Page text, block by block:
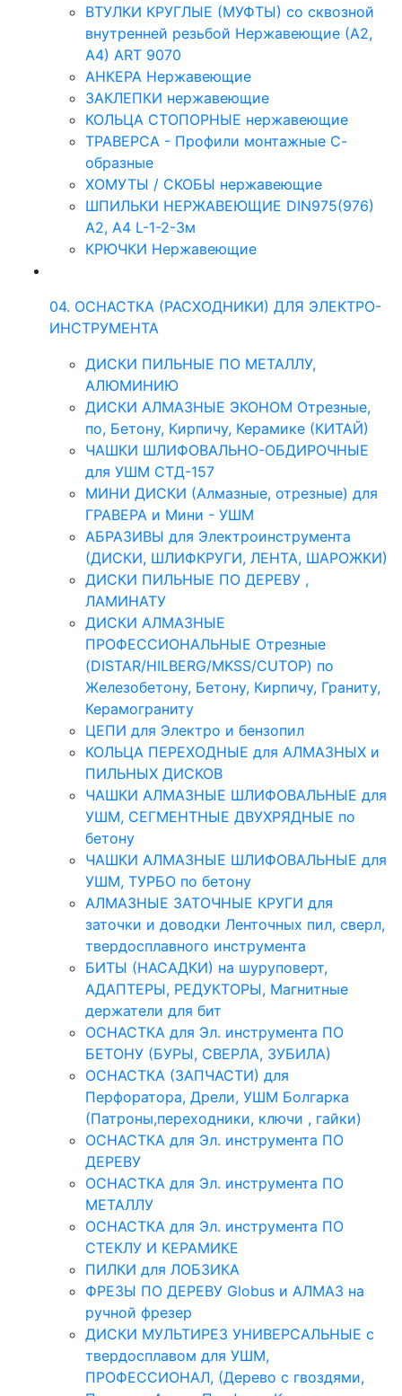
ВТУЛКИ КРУГЛЫЕ (МУФТЫ) со сквозной
внутренней резьбой Нержавеющие (А2,
А4) ART 9070
АНКЕРА Нержавеющие
ЗАКЛЕПКИ нержавеющие
КОЛЬЦА СТОПОРНЫЕ нержавеющие
ТРАВЕРСА - Профили монтажные С-
образные
ХОМУТЫ / СКОБЫ нержавеющие
ШПИЛЬКИ НЕРЖАВЕЮЩИЕ DIN975(976)
A2, А4 L-1-2-3м
КРЮЧКИ Нержавеющие
04. ОСНАСТКА (РАСХОДНИКИ) ДЛЯ ЭЛЕКТРО-
ИНСТРУМЕНТА
ДИСКИ ПИЛЬНЫЕ ПО МЕТАЛЛУ,
АЛЮМИНИЮ
ДИСКИ АЛМАЗНЫЕ ЭКОНОМ Отрезные,
по, Бетону, Кирпичу, Керамике (КИТАЙ)
ЧАШКИ ШЛИФОВАЛЬНО-ОБДИРОЧНЫЕ
для УШМ СТД-157
МИНИ ДИСКИ (Алмазные, отрезные) для
ГРАВЕРА и Мини - УШМ
АБРАЗИВЫ для Электроинструмента
(ДИСКИ, ШЛИФКРУГИ, ЛЕНТА, ШАРОЖКИ)
ДИСКИ ПИЛЬНЫЕ ПО ДЕРЕВУ ,
ЛАМИНАТУ
ДИСКИ АЛМАЗНЫЕ
ПРОФЕССИОНАЛЬНЫЕ Отрезные
(DISTAR/HILBERG/MKSS/CUTOP) по
Железобетону, Бетону, Кирпичу, Граниту,
Керамограниту
ЦЕПИ для Электро и бензопил
КОЛЬЦА ПЕРЕХОДНЫЕ для АЛМАЗНЫХ и
ПИЛЬНЫХ ДИСКОВ
ЧАШКИ АЛМАЗНЫЕ ШЛИФОВАЛЬНЫЕ для
УШМ, СЕГМЕНТНЫЕ ДВУХРЯДНЫЕ по
бетону
ЧАШКИ АЛМАЗНЫЕ ШЛИФОВАЛЬНЫЕ для
УШМ, ТУРБО по бетону
АЛМАЗНЫЕ ЗАТОЧНЫЕ КРУГИ для
заточки и доводки Ленточных пил, сверл,
твердосплавного инструмента
БИТЫ (НАСАДКИ) на шуруповерт,
АДАПТЕРЫ, РЕДУКТОРЫ, Магнитные
держатели для бит
ОСНАСТКА для Эл. инструмента ПО
БЕТОНУ (БУРЫ, СВЕРЛА, ЗУБИЛА)
ОСНАСТКА (ЗАПЧАСТИ) для
Перфоратора, Дрели, УШМ Болгарка
(Патроны,переходники, ключи , гайки)
ОСНАСТКА для Эл. инструмента ПО
ДЕРЕВУ
ОСНАСТКА для Эл. инструмента ПО
МЕТАЛЛУ
ОСНАСТКА для Эл. инструмента ПО
СТЕКЛУ И КЕРАМИКЕ
ПИЛКИ для ЛОБЗИКА
ФРЕЗЫ ПО ДЕРЕВУ Globus и АЛМАЗ на
ручной фрезер
ДИСКИ МУЛЬТИРЕЗ УНИВЕРСАЛЬНЫЕ с
твердосплавом для УШМ,
ПРОФЕССИОНАЛ, (Дерево с гвоздями,